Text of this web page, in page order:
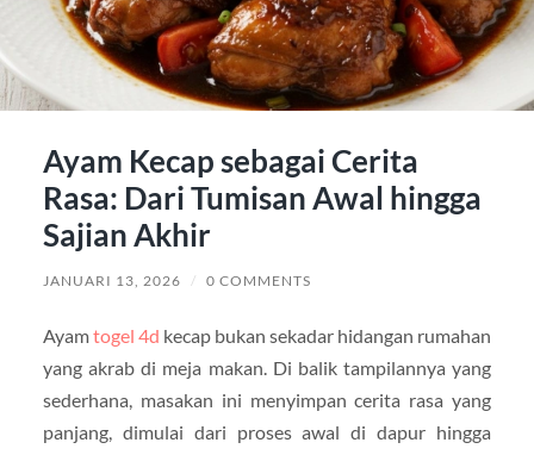
Ayam Kecap sebagai Cerita
Rasa: Dari Tumisan Awal hingga
Sajian Akhir
JANUARI 13, 2026 / 0 COMMENTS
Ayamtogel 4d kecap bukan sekadar hidangan rumahan
yang akrab di meja makan. Di balik tampilannya yang
sederhana, masakan ini menyimpan cerita rasa yang
panjang, dimulai dari proses awal di dapur hingga